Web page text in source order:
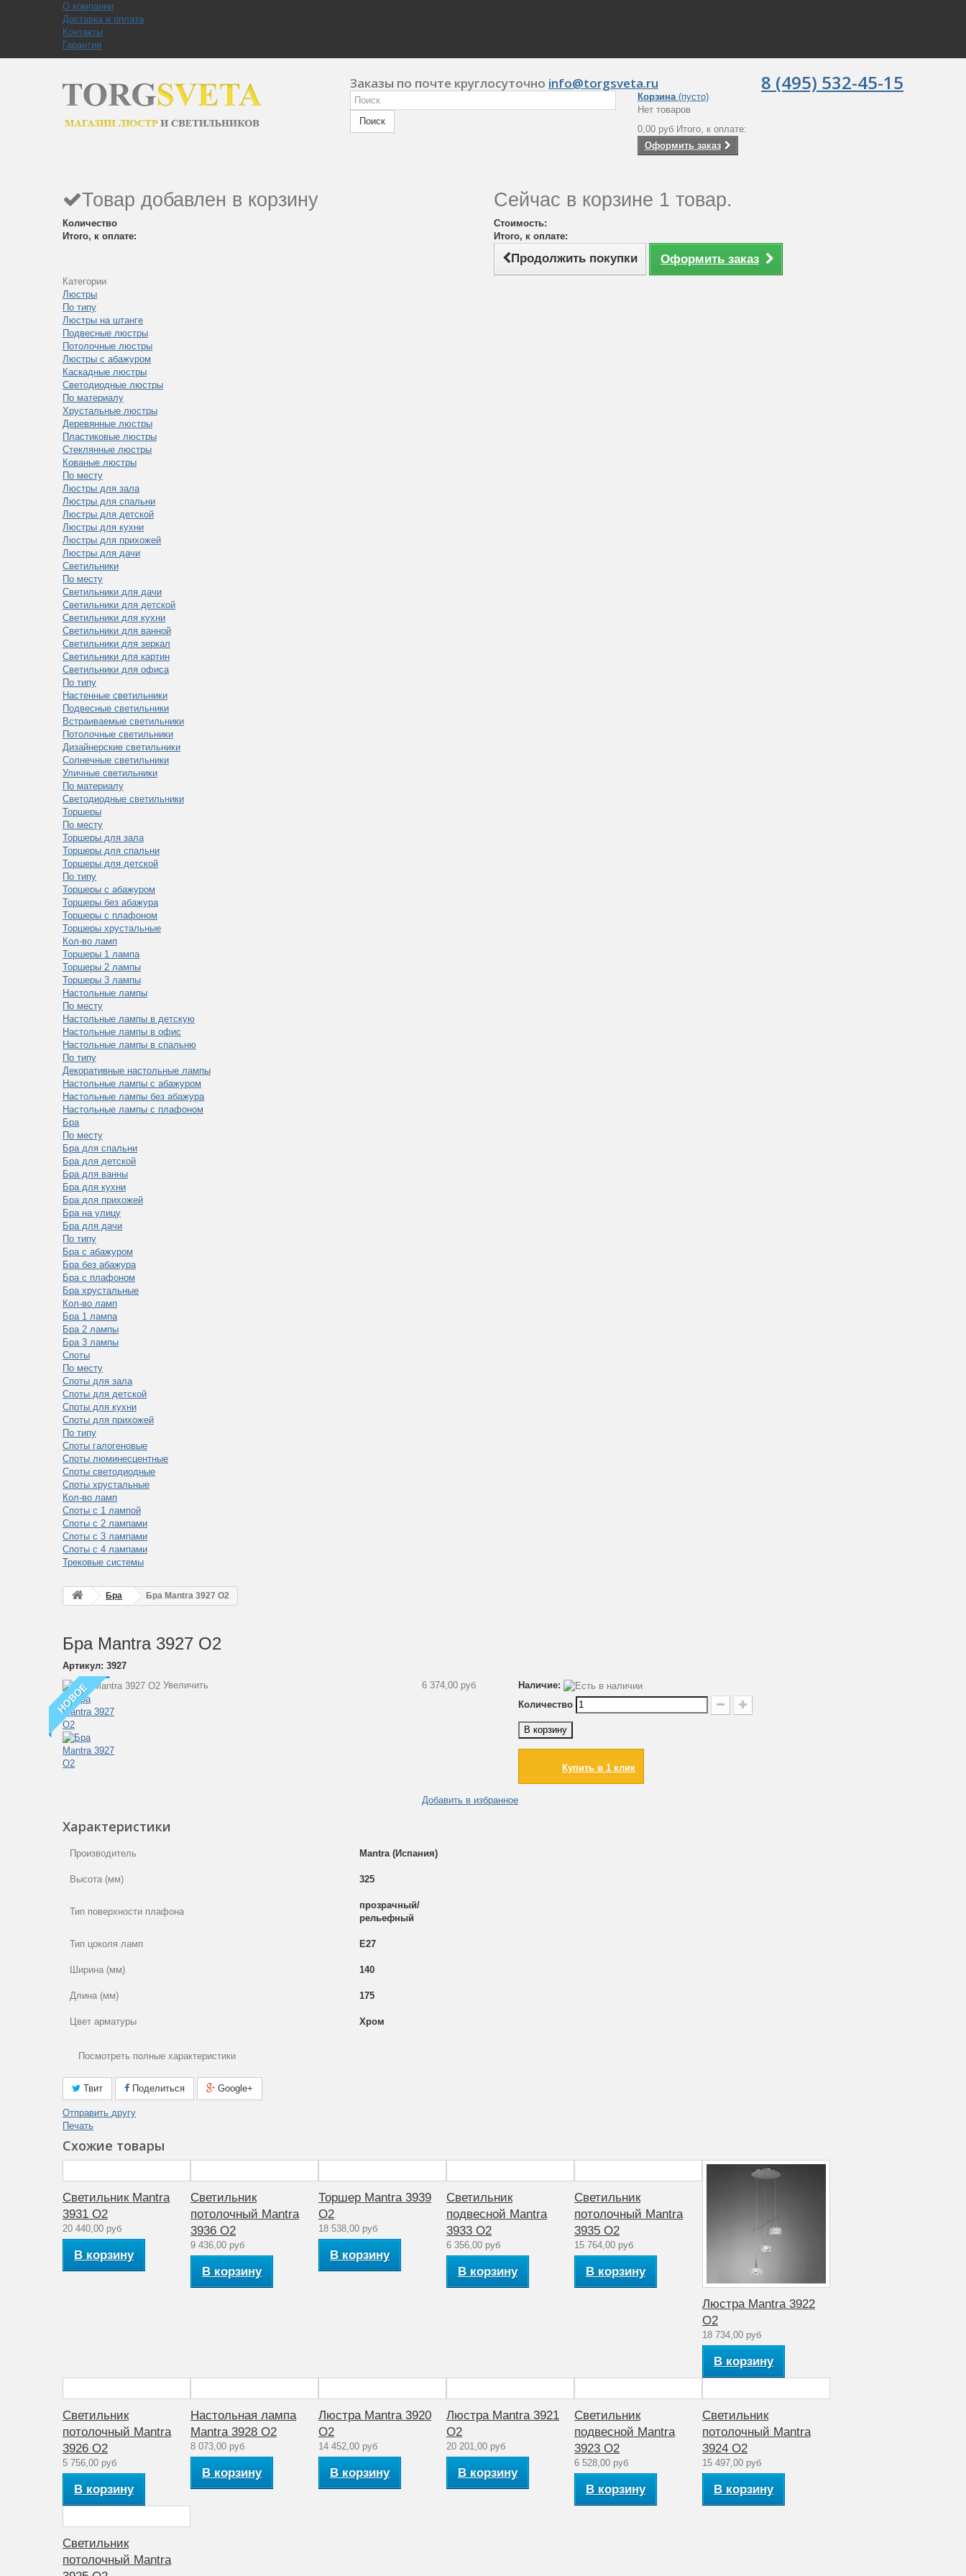
О компании
Доставка и оплата
Контакты
Гарантия
Заказы по почте круглосуточно info@torgsveta.ru 8 (495) 532-45-15
Поиск
Корзина (пусто)
Нет товаров
0,00 руб Итого, к оплате:
Оформить заказ
Товар добавлен в корзину
Количество
Итого, к оплате:
Сейчас в корзине 1 товар.
Стоимость:
Итого, к оплате:
Продолжить покупки Оформить заказ
Категории
Люстры
По типу
Люстры на штанге
Подвесные люстры
Потолочные люстры
Люстры с абажуром
Каскадные люстры
Светодиодные люстры
По материалу
Хрустальные люстры
Деревянные люстры
Пластиковые люстры
Стеклянные люстры
Кованые люстры
По месту
Люстры для зала
Люстры для спальни
Люстры для детской
Люстры для кухни
Люстры для прихожей
Люстры для дачи
Светильники
По месту
Светильники для дачи
Светильники для детской
Светильники для кухни
Светильники для ванной
Светильники для зеркал
Светильники для картин
Светильники для офиса
По типу
Настенные светильники
Подвесные светильники
Встраиваемые светильники
Потолочные светильники
Дизайнерские светильники
Солнечные светильники
Уличные светильники
По материалу
Светодиодные светильники
Торшеры
По месту
Торшеры для зала
Торшеры для спальни
Торшеры для детской
По типу
Торшеры с абажуром
Торшеры без абажура
Торшеры с плафоном
Торшеры хрустальные
Кол-во ламп
Торшеры 1 лампа
Торшеры 2 лампы
Торшеры 3 лампы
Настольные лампы
По месту
Настольные лампы в детскую
Настольные лампы в офис
Настольные лампы в спальню
По типу
Декоративные настольные лампы
Настольные лампы с абажуром
Настольные лампы без абажура
Настольные лампы с плафоном
Бра
По месту
Бра для спальни
Бра для детской
Бра для ванны
Бра для кухни
Бра для прихожей
Бра на улицу
Бра для дачи
По типу
Бра с абажуром
Бра без абажура
Бра с плафоном
Бра хрустальные
Кол-во ламп
Бра 1 лампа
Бра 2 лампы
Бра 3 лампы
Споты
По месту
Споты для зала
Споты для детской
Споты для кухни
Споты для прихожей
По типу
Споты галогеновые
Споты люминесцентные
Споты светодиодные
Споты хрустальные
Кол-во ламп
Споты с 1 лампой
Споты с 2 лампами
Споты с 3 лампами
Споты с 4 лампами
Трековые системы
Бра Бра Mantra 3927 O2
Бра Mantra 3927 O2
Артикул: 3927
НОВОЕ Увеличить 6 374,00 руб
Добавить в избранное
Наличие:
Количество
В корзину
Купить в 1 клик
Характеристики
Производитель Mantra (Испания)
Высота (мм) 325
Тип поверхности плафона
прозрачный/
рельефный
Тип цоколя ламп E27
Ширина (мм) 140
Длина (мм) 175
Цвет арматуры Хром
Степень пылевлагозащиты (IP) пыль (1ая цифра) влага (2ая
цифра)
Гарантия производителя (месяцы) 12
Тип поверхности арматуры
Тип ламп Галогенные
Мощность лампы (Вт) 33
Аналог лампе накаливания (Вт) 40
Рабочее напряжение (V) 220
Количество плафонов 1
Комнатная
температура
Коллекция
Посмотреть полные характеристики
Твит Поделиться Google+
Отправить другу
Печать
Схожие товары
Светильник Mantra
3931 O2
20 440,00 руб
В корзину
Светильник
потолочный Mantra
3936 O2
9 436,00 руб
В корзину
Торшер Mantra 3939
O2
18 538,00 руб
В корзину
Светильник
подвесной Mantra
3933 O2
6 356,00 руб
В корзину
Светильник
потолочный Mantra
3935 O2
15 764,00 руб
В корзину
Люстра Mantra 3922
O2
18 734,00 руб
В корзину
Светильник
потолочный Mantra
3926 O2
5 756,00 руб
В корзину
Настольная лампа
Mantra 3928 O2
8 073,00 руб
В корзину
Люстра Mantra 3920
O2
14 452,00 руб
В корзину
Люстра Mantra 3921
O2
20 201,00 руб
В корзину
Светильник
подвесной Mantra
3923 O2
6 528,00 руб
В корзину
Светильник
потолочный Mantra
3924 O2
15 497,00 руб
В корзину
Светильник
потолочный Mantra